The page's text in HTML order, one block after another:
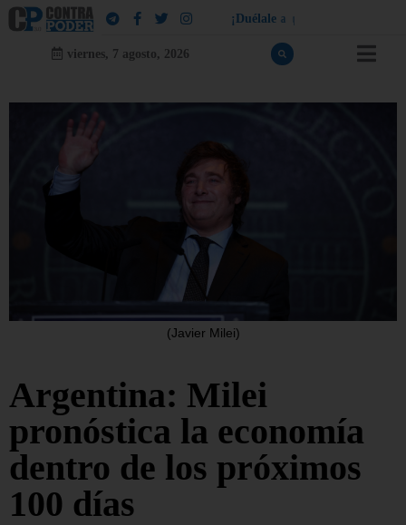
¡ Dué a e a q
viernes, 7 agosto, 2026
(Javier Milei)
Argentina: Milei
pronóstica la economía
dentro de los próximos
100 días